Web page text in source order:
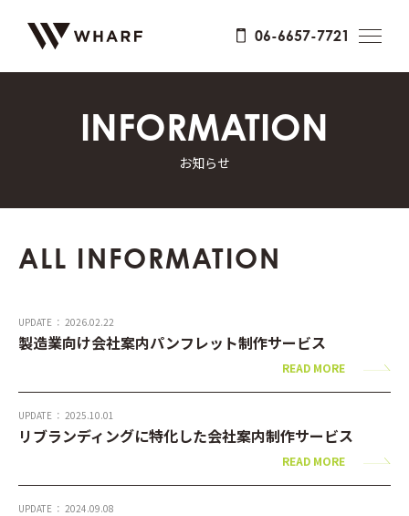
06-6657-7721
INFORMATION
お知らせ
ALL INFORMATION
UPDATE ： 2026.02.22
製造業向け会社案内パンフレット制作サービス
READ MORE
UPDATE ： 2025.10.01
リブランディングに特化した会社案内制作サービス
READ MORE
UPDATE ： 2024.09.08